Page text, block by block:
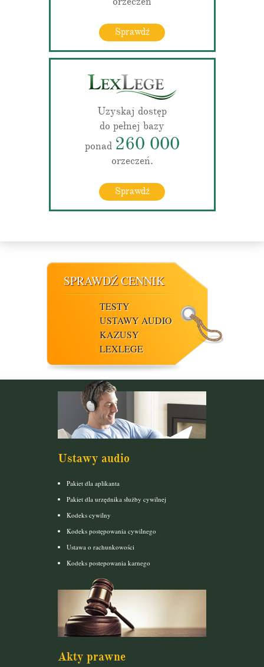
Sprawdź
Uzyskaj dostęp
do pełnej bazy
ponad 260 000
orzeczeń.
Sprawdź
SPRAWDŹ CENNIK
TESTY
USTAWY AUDIO
KAZUSY
LEXLEGE
Ustawy audio
Pakiet dla aplikanta
Pakiet dla urzędnika służby cywilnej
Kodeks cywilny
Kodeks postępowania cywilnego
Ustawa o rachunkowości
Kodeks postepowania karnego
Akty prawne